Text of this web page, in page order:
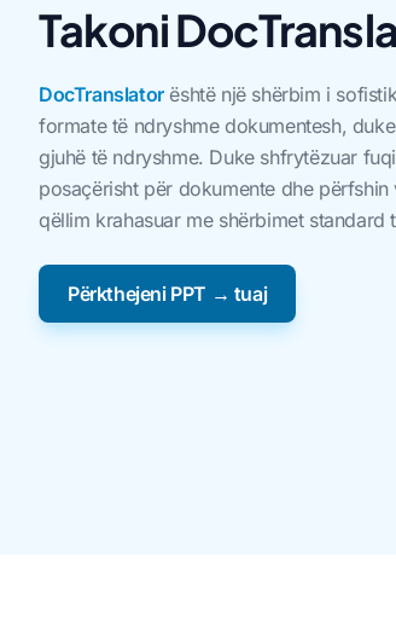
Takoni
DocTranslatorështë një shërbim i
formate të ndryshme dokumentesh,
gjuhë të ndryshme. Duke shfrytëzuar
posaçërisht për dokumente dhe
qëllim krahasuar me shërbimet standard
Përkthejeni PPT → tuaj